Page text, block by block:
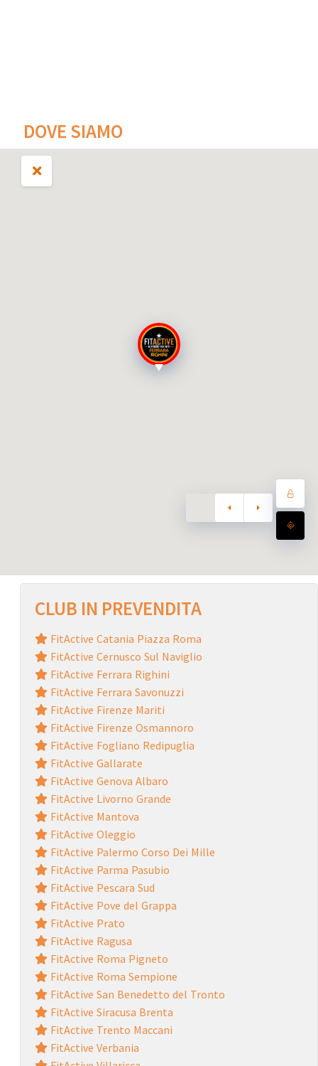
DOVE SIAMO
CLUB IN PREVENDITA
FitActive Catania Piazza Roma
FitActive Cernusco Sul Naviglio
FitActive Ferrara Righini
FitActive Ferrara Savonuzzi
FitActive Firenze Mariti
FitActive Firenze Osmannoro
FitActive Fogliano Redipuglia
FitActive Gallarate
FitActive Genova Albaro
FitActive Livorno Grande
FitActive Mantova
FitActive Oleggio
FitActive Palermo Corso Dei Mille
FitActive Parma Pasubio
FitActive Pescara Sud
FitActive Pove del Grappa
FitActive Prato
FitActive Ragusa
FitActive Roma Pigneto
FitActive Roma Sempione
FitActive San Benedetto del Tronto
FitActive Siracusa Brenta
FitActive Trento Maccani
FitActive Verbania